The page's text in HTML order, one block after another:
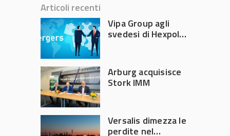
Articoli recenti
Vipa Group agli
svedesi di Hexpol
Arburg acquisisce
Stork IMM
Versalis dimezza le
perdite nel